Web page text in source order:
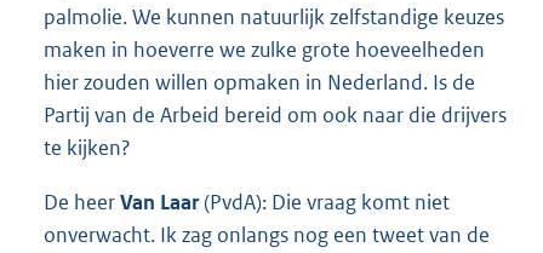
palmolie. We kunnen natuurlijk zelfstandige keuzes
maken in hoeverre we zulke grote hoeveelheden
hier zouden willen opmaken in Nederland. Is de
Partij van de Arbeid bereid om ook naar die drijvers
te kijken?
De heerVan Laar(PvdA): Die vraag komt niet
onverwacht. Ik zag onlangs nog een tweet van de